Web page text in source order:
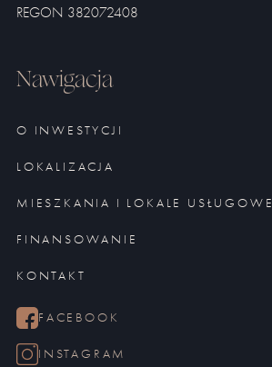
REGON 382072408
Nawigacja
O INWESTYCJI
LOKALIZACJA
MIESZKANIA I LOKALE USŁUGOWE
FINANSOWANIE
KONTAKT
FACEBOOK
INSTAGRAM